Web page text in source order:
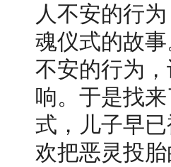
人不安的行
魂仪式的故
不安的行为
响。于是找
式，儿子早
欢把恶灵投